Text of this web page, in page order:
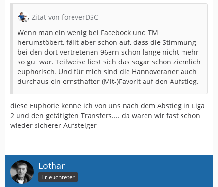
Zitat von foreverDSC
Wenn man ein wenig bei Facebook und TM
herumstöbert, fällt aber schon auf, dass die Stimmung
bei den dort vertretenen 96ern schon lange nicht mehr
so gut war. Teilweise liest sich das sogar schon ziemlich
euphorisch. Und für mich sind die Hannoveraner auch
durchaus ein ernsthafter (Mit-)Favorit auf den Aufstieg.
diese Euphorie kenne ich von uns nach dem Abstieg in Liga
2 und den getätigten Transfers.... da waren wir fast schon
wieder sicherer Aufsteiger
Lothar
Erleuchteter